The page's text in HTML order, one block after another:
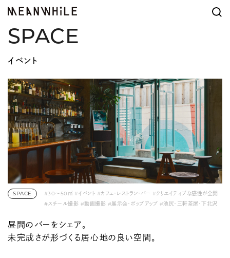
SPACE
イベント
SPACE #30〜50㎡ #イベント #カフェ・レストラン・バー #クリエイティブな感性が全開
#スチール撮影 #動画撮影 #展示会・ポップアップ #池尻・三軒茶屋・下北沢
昼間のバーをシェア。
未完成さが形づくる居心地の良い空間。